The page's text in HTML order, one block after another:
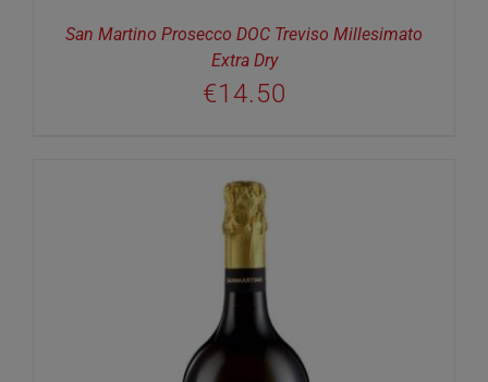
San Martino Prosecco DOC Treviso Millesimato
Extra Dry
€14.50